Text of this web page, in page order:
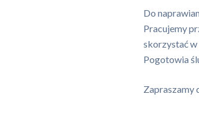
Do
Pracujemy
skorzystać w
Pogotowia
Zapraszamy